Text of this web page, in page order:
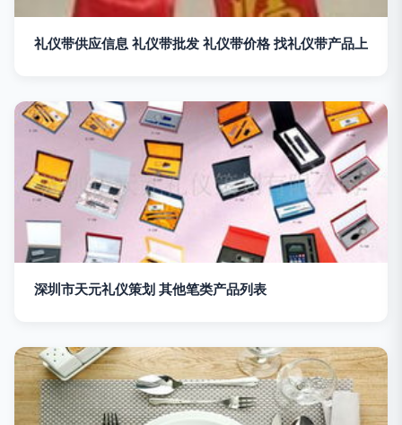
礼仪带供应信息 礼仪带批发 礼仪带价格 找礼仪带产品上
深圳市天元礼仪策划 其他笔类产品列表